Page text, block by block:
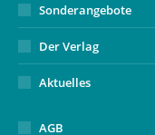
Sonderangebote
Der Verlag
Aktuelles
AGB